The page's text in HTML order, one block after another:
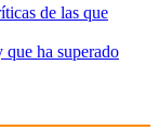
de las que
ha superado